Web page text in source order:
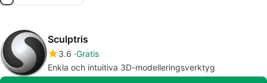
Sculptris
3.6 Gratis
Enkla och intuitiva 3D-modelleringsverktyg